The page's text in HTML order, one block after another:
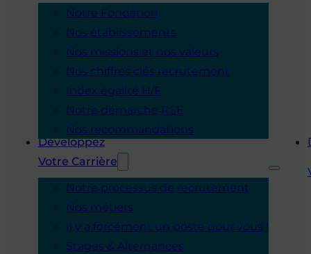
Notre Fondation
Nos établissements
Nos missions et nos valeurs
Nos chiffres clés recrutement
Index égalité H/F
Notre démarche RSE
Nos recommandations
Développez
Votre Carrière
Notre processus de recrutement
Nos métiers
Il y a forcément un poste pour vous !
Stages & Alternances